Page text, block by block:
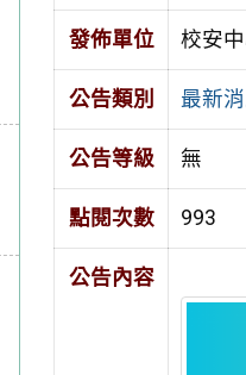
發佈單位 校安
公告類別 最新
公告等級 無
點閱次數 993
公告內容